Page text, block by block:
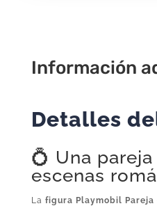
Playmobil
Información
Detalles
💍 Una
escenas
La figura Playmobil Pareja